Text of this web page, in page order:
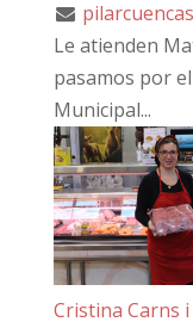
Le atienden
pasamos por
Municipal...
Cristina Carns